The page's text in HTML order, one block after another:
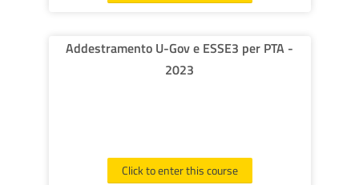
Addestramento U-Gov e ESSE3 per PTA -
2023
Click to enter this course